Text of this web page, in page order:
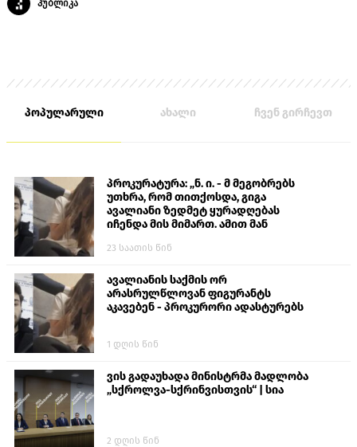
პუბლიკა
პოპულარული ახალი ჩვენ გირჩევთ
პროკურატურა: „ნ. ი. - მ მეგობრებს
უთხრა, რომ თითქოსდა, გიგა
ავალიანი ზედმეტ ყურადღებას
იჩენდა მის მიმართ. ამით მან
თავს დასხმოდა გიგა ავალიანს“
23 საათის წინ
ავალიანის საქმის ორ
არასრულწლოვან ფიგურანტს
აკავებენ - პროკურორი ადასტურებს
1 დღის წინ
ვის გადაუხადა მინისტრმა მადლობა
„სქროლვა-სქრინვისთვის“ | სია
2 დღის წინ